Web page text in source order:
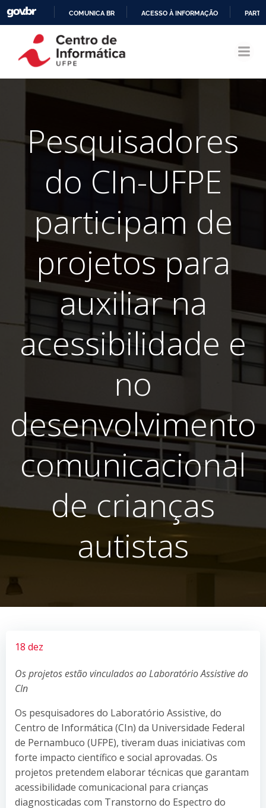
CONTEÚDO
COMUNICA BR ACESSO À INFORMAÇÃO
Pesquisadores
do CIn-UFPE
participam de
projetos para
auxiliar na
acessibilidade e
no
desenvolvimento
comunicacional
de crianças
autistas
18 dez
Os projetos estão vinculados ao Laboratório Assistive do
CIn
Os pesquisadores do Laboratório Assistive, do
Centro de Informática (CIn) da Universidade Federal
de Pernambuco (UFPE), tiveram duas iniciativas com
forte impacto científico e social aprovadas. Os
projetos pretendem elaborar técnicas que garantam
acessibilidade comunicacional para crianças
diagnosticadas com Transtorno do Espectro do